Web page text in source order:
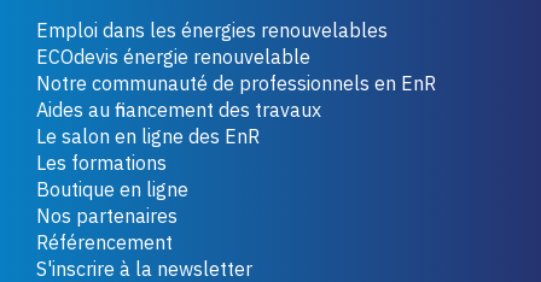
Emploi dans les énergies renouvelables
ECOdevis énergie renouvelable
Notre communauté de professionnels en EnR
Aides au financement des travaux
Le salon en ligne des EnR
Les formations
Boutique en ligne
Nos partenaires
Référencement
S'inscrire à la newsletter